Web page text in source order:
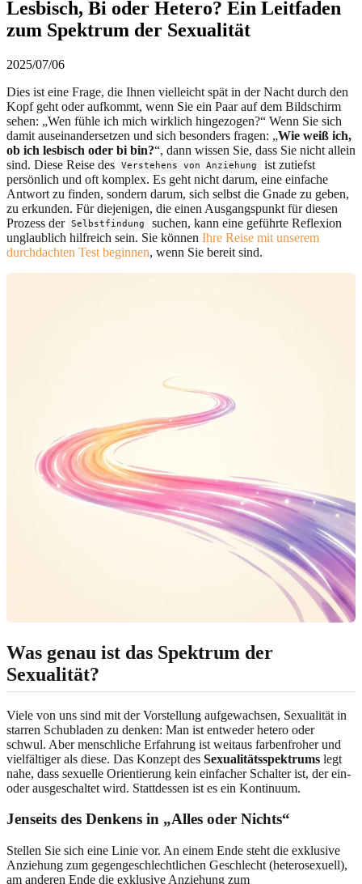
Lesbisch, Bi oder Hetero? Ein Leitfaden
zum Spektrum der Sexualität
2025/07/06
Dies ist eine Frage, die Ihnen vielleicht spät in der Nacht durch den
Kopf geht oder aufkommt, wenn Sie ein Paar auf dem Bildschirm
sehen: „Wen fühle ich mich wirklich hingezogen?“ Wenn Sie sich
damit auseinandersetzen und sich besonders fragen: „Wie weiß ich,
ob ich lesbisch oder bi bin?“, dann wissen Sie, dass Sie nicht allein
sind. Diese Reise des
Verstehens von Anziehung
ist zutiefst
persönlich und oft komplex. Es geht nicht darum, eine einfache
Antwort zu finden, sondern darum, sich selbst die Gnade zu geben,
zu erkunden. Für diejenigen, die einen Ausgangspunkt für diesen
Prozess der Selbstfindung
suchen, kann eine geführte Reflexion
unglaublich hilfreich sein. Sie können Ihre Reise mit unserem
durchdachten Test beginnen, wenn Sie bereit sind.
Was genau ist das Spektrum der
Sexualität?
Viele von uns sind mit der Vorstellung aufgewachsen, Sexualität in
starren Schubladen zu denken: Man ist entweder hetero oder
schwul. Aber menschliche Erfahrung ist weitaus farbenfroher und
vielfältiger als diese. Das Konzept des Sexualitätsspektrums legt
nahe, dass sexuelle Orientierung kein einfacher Schalter ist, der ein-
oder ausgeschaltet wird. Stattdessen ist es ein Kontinuum.
Jenseits des Denkens in „Alles oder Nichts“
Stellen Sie sich eine Linie vor. An einem Ende steht die exklusive
Anziehung zum gegengeschlechtlichen Geschlecht (heterosexuell),
am anderen Ende die exklusive Anziehung zum